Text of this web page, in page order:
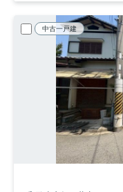
中古一戸建